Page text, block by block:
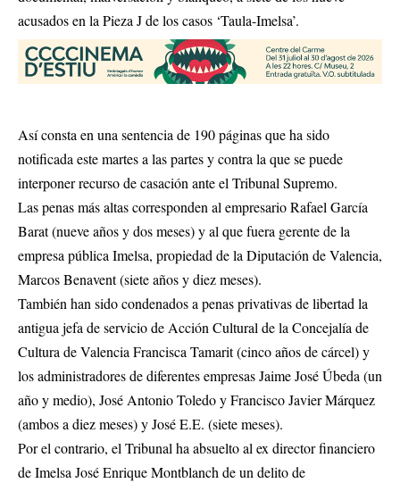
acusados en la Pieza J de los casos ‘Taula-Imelsa’.
Así consta en una sentencia de 190 páginas que ha sido
notificada este martes a las partes y contra la que se puede
interponer recurso de casación ante el Tribunal Supremo.
Las penas más altas corresponden al empresario Rafael García
Barat (nueve años y dos meses) y al que fuera gerente de la
empresa pública Imelsa, propiedad de la Diputación de Valencia,
Marcos Benavent (siete años y diez meses).
También han sido condenados a penas privativas de libertad la
antigua jefa de servicio de Acción Cultural de la Concejalía de
Cultura de Valencia Francisca Tamarit (cinco años de cárcel) y
los administradores de diferentes empresas Jaime José Úbeda (un
año y medio), José Antonio Toledo y Francisco Javier Márquez
(ambos a diez meses) y José E.E. (siete meses).
Por el contrario, el Tribunal ha absuelto al ex director financiero
de Imelsa José Enrique Montblanch de un delito de